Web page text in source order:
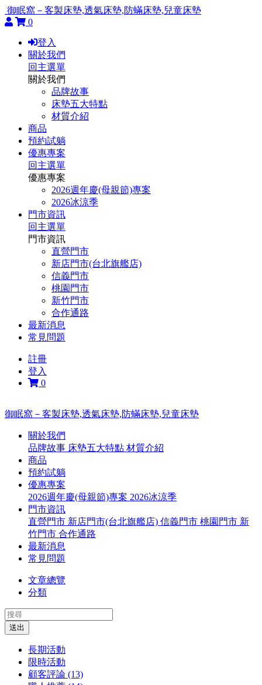
御眠窩－客製床墊,透氣床墊,防蟎床墊,兒童床墊
0
登入
關於我們
回主選單
關於我們
品牌故事
床墊五大特點
材質介紹
商品
預約試躺
優惠專案
回主選單
優惠專案
2026週年慶(母親節)專案
2026冰涼季
門市資訊
回主選單
門市資訊
直營門市
新店門市(台北旗艦店)
信義門市
桃園門市
新竹門市
合作通路
最新消息
常見問題
註冊
登入
0
御眠窩－客製床墊,透氣床墊,防蟎床墊,兒童床墊
關於我們
品牌故事 床墊五大特點 材質介紹
商品
預約試躺
優惠專案
2026週年慶(母親節)專案 2026冰涼季
門市資訊
直營門市 新店門市(台北旗艦店) 信義門市 桃園門市 新
竹門市 合作通路
最新消息
常見問題
文章總覽
分類
送出
長期活動
限時活動
顧客評論 (13)